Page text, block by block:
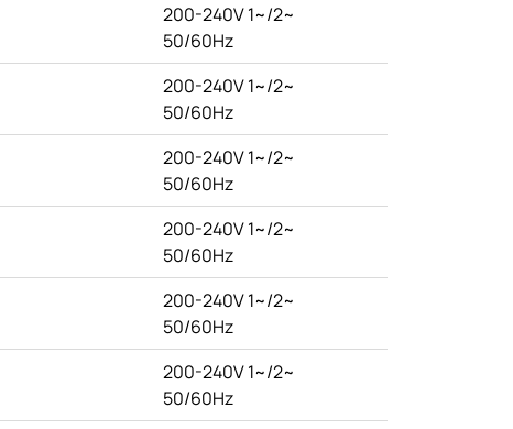
200-240V 1~/2~
50/60Hz
200-240V 1~/2~
50/60Hz
200-240V 1~/2~
50/60Hz
200-240V 1~/2~
50/60Hz
200-240V 1~/2~
50/60Hz
200-240V 1~/2~
50/60Hz